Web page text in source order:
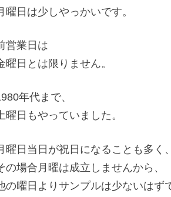
曜日は少しやっかいです。
営業日は
曜日とは限りません。
年代まで、
曜日もやっていました。
曜日当日が祝日になることも多く、
の場合月曜は成立しませんから、
の曜日よりサンプルは少ないはず